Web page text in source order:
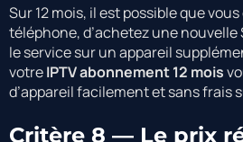
Sur 12 mois, il est possible que
téléphone, d’achetez une nouvelle
le service sur un appareil
votreIPTV abonnement 12 mois
d’appareil facilement et sans frais
Critère 8 — Le prix